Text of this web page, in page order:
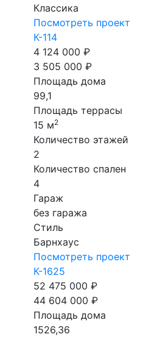
Классика
Посмотреть проект
К-114
4 124 000 ₽
3 505 000 ₽
Площадь дома
99,1
Площадь террасы
15 м2
Количество этажей
2
Количество спален
4
Гараж
без гаража
Стиль
Барнхаус
Посмотреть проект
К-1625
52 475 000 ₽
44 604 000 ₽
Площадь дома
1526,36